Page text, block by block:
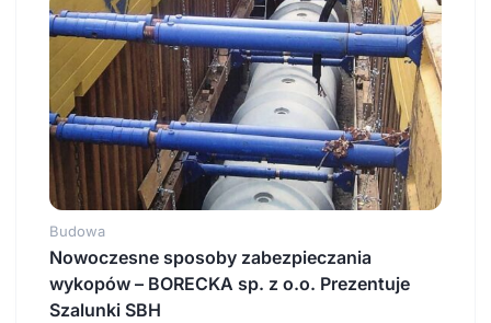
Budowa
Nowoczesne sposoby zabezpieczania
wykopów – BORECKA sp. z o.o. Prezentuje
Szalunki SBH